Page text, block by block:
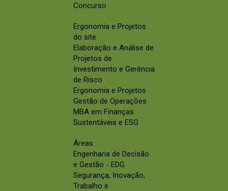
Concurso
Ergonomia e Projetos
do site
Elaboração e Análise de
Projetos de
Investimento e Gerência
de Risco
Ergonomia e Projetos
Gestão de Operações
MBA em Finanças
Sustentáveis e ESG
Áreas
Engenharia de Decisão
e Gestão - EDG
Segurança, Inovação,
Trabalho e